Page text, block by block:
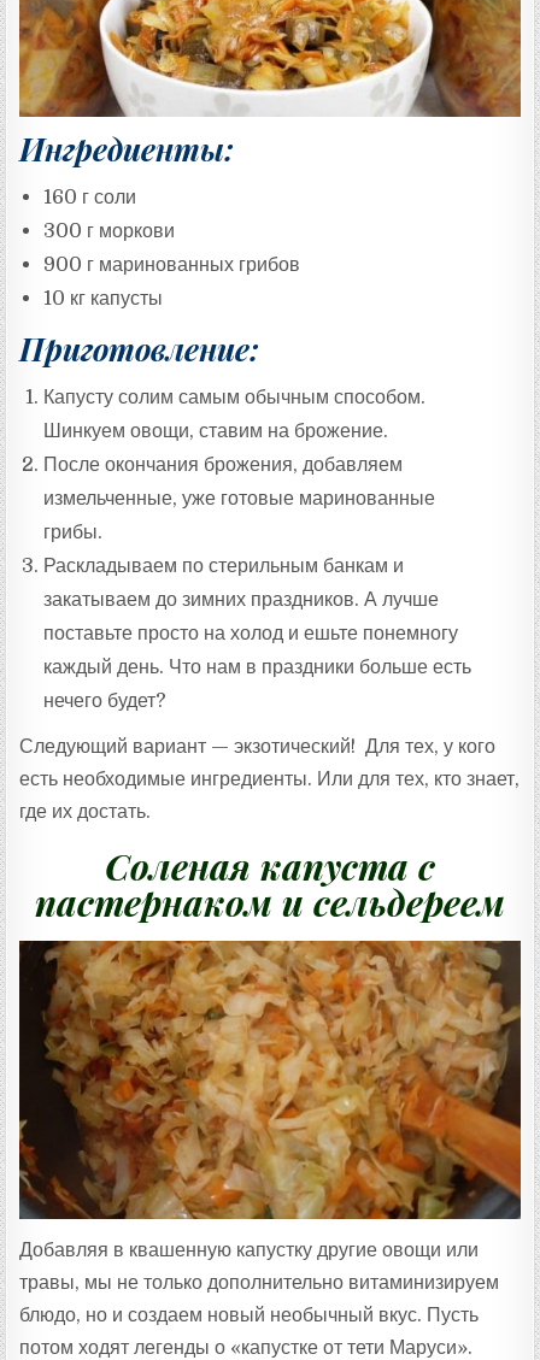
Ингредиенты:
160 г соли
300 г моркови
900 г маринованных грибов
10 кг капусты
Приготовление:
Капусту солим самым обычным способом.
Шинкуем овощи, ставим на брожение.
После окончания брожения, добавляем
измельченные, уже готовые маринованные
грибы.
Раскладываем по стерильным банкам и
закатываем до зимних праздников. А лучше
поставьте просто на холод и ешьте понемногу
каждый день. Что нам в праздники больше есть
нечего будет?
Следующий вариант — экзотический! Для тех, у кого
есть необходимые ингредиенты. Или для тех, кто знает,
где их достать.
Соленая капуста с
пастернаком и сельдереем
Добавляя в квашенную капустку другие овощи или
травы, мы не только дополнительно витаминизируем
блюдо, но и создаем новый необычный вкус. Пусть
потом ходят легенды о «капустке от тети Маруси».